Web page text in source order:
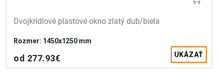
Dvojkrídlové plastové okno zlatý dub/biela
Rozmer: 1450x1250 mm
od 277.93€ UKÁZAŤ